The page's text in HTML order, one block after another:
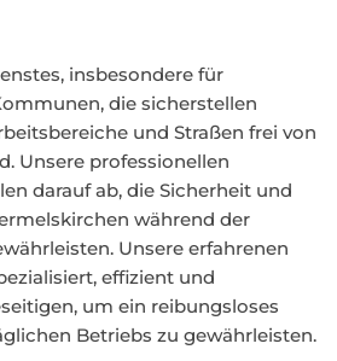
insbesondere für
die sicherstellen
und Straßen frei von
Unsere professionellen
darauf ab, die Sicherheit und
während der
Unsere erfahrenen
effizient und
um ein reibungsloses
Betriebs zu gewährleisten.